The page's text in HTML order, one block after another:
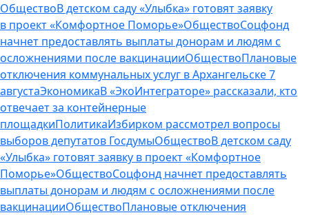
ОбществоВ детском саду «Улыбка» готовят заявку
в проект «Комфортное Поморье»ОбществоСоцфонд
начнет предоставлять выплаты донорам и людям с
осложнениями после вакцинацииОбществоПлановые
отключения коммунальных услуг в Архангельске 7
августаЭкономикаВ «ЭкоИнтеграторе» рассказали, кто
отвечает за контейнерные
площадкиПолитикаИзбирком рассмотрел вопросы
выборов депутатов ГосдумыОбществоВ детском саду
«Улыбка» готовят заявку в проект «Комфортное
Поморье»ОбществоСоцфонд начнет предоставлять
выплаты донорам и людям с осложнениями после
вакцинацииОбществоПлановые отключения